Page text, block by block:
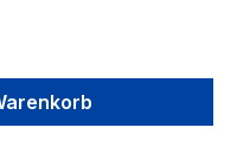
Wert